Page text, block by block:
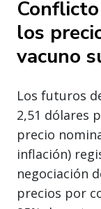
los
vacuno
Los futuros
2,51 dólares
precio
inflación)
negociación
precios por